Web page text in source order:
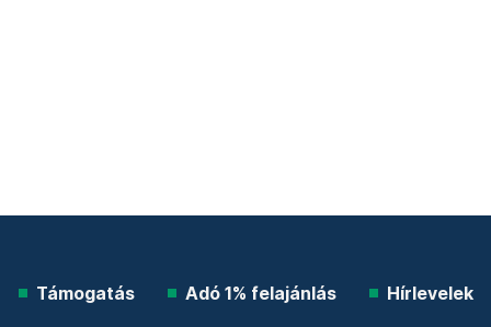
Támogatás Adó 1% felajánlás Hírlevelek